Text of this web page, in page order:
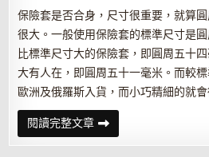
保險套是否合身，尺寸很重要，就算
很大。一般使用保險套的標準尺寸是
比標準尺寸大的保險套，即圓周五十
大有人在，即圓周五十一毫米。而較
歐洲及俄羅斯入貨，而小巧精細的就
閱讀完整文章使
用
過